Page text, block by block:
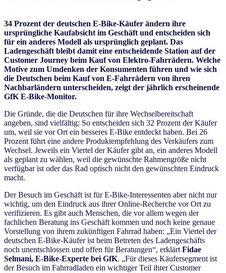
34 Prozent der deutschen E-Bike-Käufer ändern ihre
ursprüngliche Kaufabsicht im Geschäft und entscheiden sich
für ein anderes Modell als ursprünglich geplant. Das
Ladengeschäft bleibt damit eine entscheidende Station auf der
Customer Journey beim Kauf von Elektro-Fahrrädern. Welche
Motive zum Umdenken der Konsumenten führen und wie sich
die Deutschen beim Kauf von E-Fahrrädern von ihren
Nachbarländern unterscheiden, zeigt der jährlich erscheinende
GfK E-Bike-Monitor.
Die Gründe, die die Deutschen für ihre Wechselbereitschaft
angeben, sind vielfältig: So entscheiden sich 32 Prozent der Käufer
um, weil sie vor Ort ein besseres E-Bike entdeckt haben. Bei 26
Prozent führt eine andere Produktempfehlung des Verkäufers zum
Wechsel. Jeweils ein Viertel der Käufer gibt an, ein anderes Modell
als geplant zu wählen, weil die gewünschte Rahmengröße nicht
verfügbar ist oder das Rad optisch nicht den gewünschten Eindruck
macht.
Der Besuch im Geschäft ist für E-Bike-Interessenten aber nicht nur
wichtig, um den Eindruck aus ihrer Online-Recherche vor Ort zu
verifizieren. Es gibt auch Menschen, die vor allem wegen der
fachlichen Beratung ins Geschäft kommen und noch keine genaue
Vorstellung von ihrem zukünftigen Fahrrad haben: „Ein Viertel der
deutschen E-Bike-Käufer ist beim Betreten des Ladengeschäfts
noch unentschlossen und offen für Beratungen“, erklärt Fidae
Selmani, E-Bike-Experte bei GfK. „Für dieses Käufersegment ist
der Besuch im Fahrradladen ein wichtiger Teil ihrer Customer